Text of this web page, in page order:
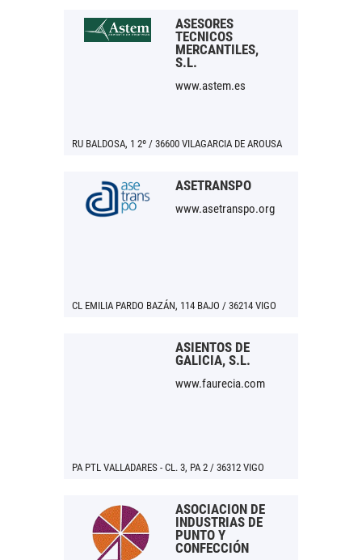
ASESORES
TECNICOS
MERCANTILES,
S.L.
www.astem.es
RU BALDOSA, 1 2º / 36600 VILAGARCIA DE AROUSA
ASETRANSPO
www.asetranspo.org
CL EMILIA PARDO BAZÁN, 114 BAJO / 36214 VIGO
ASIENTOS DE
GALICIA, S.L.
www.faurecia.com
PA PTL VALLADARES - CL. 3, PA 2 / 36312 VIGO
ASOCIACIÓN DE
INDUSTRIAS DE
PUNTO Y
CONFECCIÓN